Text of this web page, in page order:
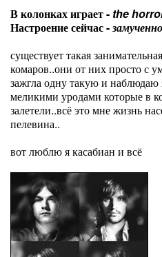
В колонках играет - the
Настроение сейчас -
существует такая
комаров..они от них просто с
зажгла одну такую и
меликими уродами которые в
залетели..всё это мне жизнь
пелевина..
вот люблю я касабиан и всё